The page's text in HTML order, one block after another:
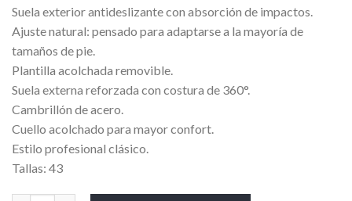
Suela exterior antideslizante con absorción de impactos.
Ajuste natural: pensado para adaptarse a la mayoría de
tamaños de pie.
Plantilla acolchada removible.
Suela externa reforzada con costura de 360°.
Cambrillón de acero.
Cuello acolchado para mayor confort.
Estilo profesional clásico.
Tallas: 43